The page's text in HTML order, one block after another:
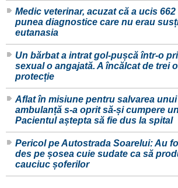
Medic veterinar, acuzat că a ucis
punea diagnostice care nu erau
eutanasia
Un bărbat a intrat gol-pușcă într-o
sexual o angajată. A încălcat de trei
protecție
Aflat în misiune pentru salvarea
ambulanță s-a oprit să-și cumpere
Pacientul aștepta să fie dus la spital
Pericol pe Autostrada Soarelui: Au
des pe șosea cuie sudate ca să
cauciuc șoferilor